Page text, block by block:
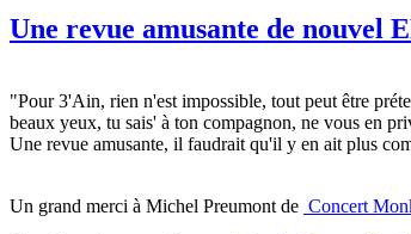
Une revue amusante de nouvel
"Pour 3'Ain, rien n'est impossible, tout peut être
beaux yeux, tu sais' à ton compagnon, ne vous en
Une revue amusante, il faudrait qu'il y en ait plus
Un grand merci à Michel Preumont de Concert